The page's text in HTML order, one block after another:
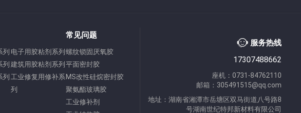
列 电子用胶粘剂系列
列 建筑用胶粘剂系列
列 工业修复用修补系
列
常见问题
螺纹锁固厌氧胶
平面密封胶
MS改性硅烷密封胶
聚氨酯玻璃胶
工业修补剂
服务热线
17307488662
座机：0731-84762110
邮箱：305491515@qq.com
地址：湖南省湘潭市岳塘区双马街道八号路8
号湖南世纪特邦新材料有限公司